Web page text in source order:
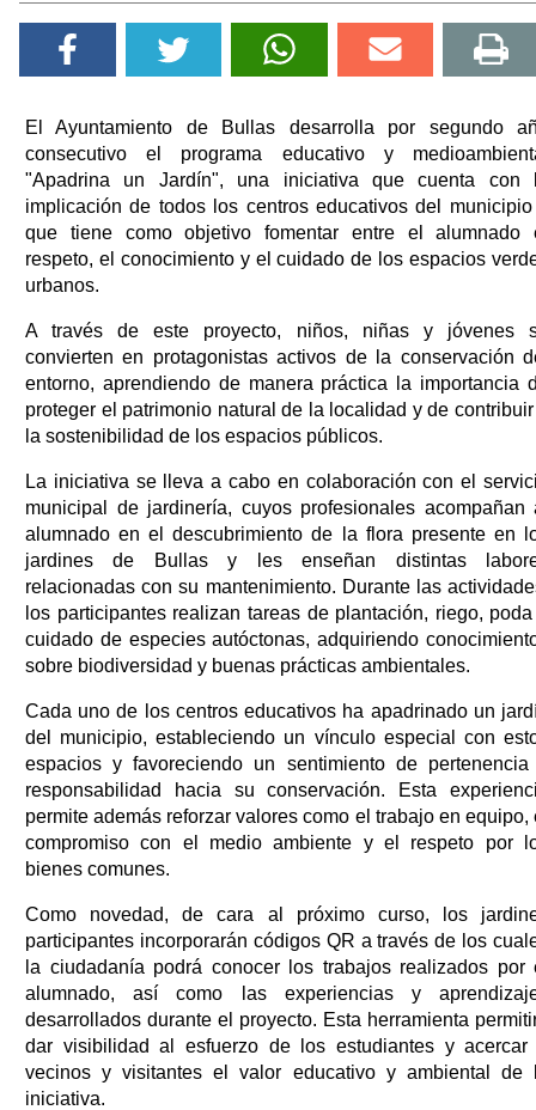
El Ayuntamiento de Bullas desarrolla por segundo
consecutivo el programa educativo y
"Apadrina un Jardín", una iniciativa que cuenta con
implicación de todos los centros educativos del
que tiene como objetivo fomentar entre el alumnado
respeto, el conocimiento y el cuidado de los espacios
urbanos.
A través de este proyecto, niños, niñas y jóvenes
convierten en protagonistas activos de la conservación
entorno, aprendiendo de manera práctica la importancia
proteger el patrimonio natural de la localidad y de
la sostenibilidad de los espacios públicos.
La iniciativa se lleva a cabo en colaboración con el
municipal de jardinería, cuyos profesionales acompañan
alumnado en el descubrimiento de la flora presente en
jardines de Bullas y les enseñan distintas
relacionadas con su mantenimiento. Durante las
los participantes realizan tareas de plantación, riego,
cuidado de especies autóctonas, adquiriendo
sobre biodiversidad y buenas prácticas ambientales.
Cada uno de los centros educativos ha apadrinado un
del municipio, estableciendo un vínculo especial con
espacios y favoreciendo un sentimiento de
responsabilidad hacia su conservación. Esta
permite además reforzar valores como el trabajo en equipo,
compromiso con el medio ambiente y el respeto por
bienes comunes.
Como novedad, de cara al próximo curso, los
participantes incorporarán códigos QR a través de los
la ciudadanía podrá conocer los trabajos realizados por
alumnado, así como las experiencias y
desarrollados durante el proyecto. Esta herramienta
dar visibilidad al esfuerzo de los estudiantes y acercar
vecinos y visitantes el valor educativo y ambiental de
iniciativa.